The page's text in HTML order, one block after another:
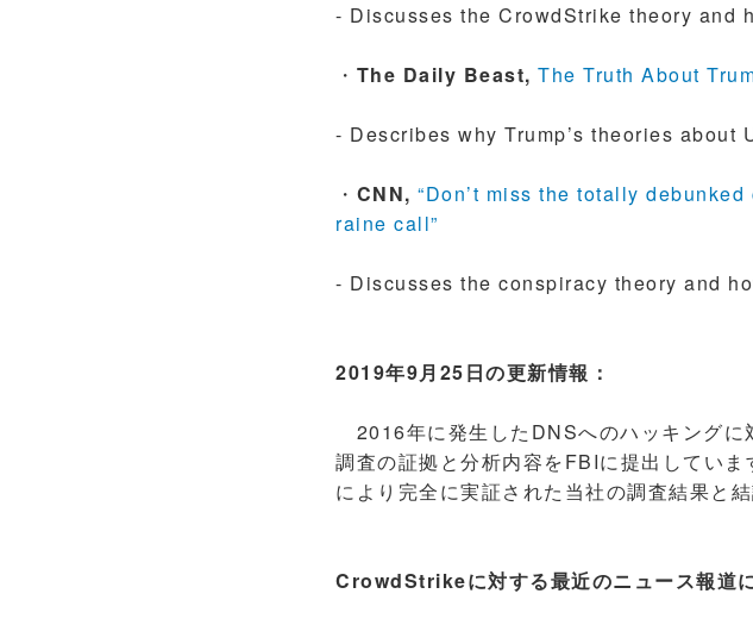
- Discusses the CrowdStrike theory and
・ The Daily Beast, The Truth About
- Describes why Trump’s theories
・ CNN, “Don’t miss the totally
raine call”
- Discusses the conspiracy theory and
2019年9月25日の更新情報：
2016年に発生したDNSへのハッキングに
調査の証拠と分析内容をFBIに提出してい
により完全に実証された当社の調査結果と結
CrowdStrikeに対する最近のニュース報道